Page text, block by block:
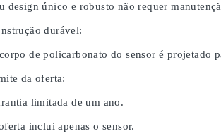
design único e robusto não requer
durável:
de policarbonato do sensor é projetado
da oferta:
limitada de um ano.
inclui apenas o sensor.